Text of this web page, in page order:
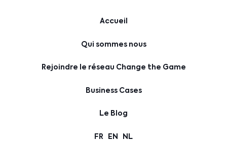
Accueil
Qui sommes nous
Rejoindre le réseau Change the Game
Business Cases
Le Blog
FR EN NL